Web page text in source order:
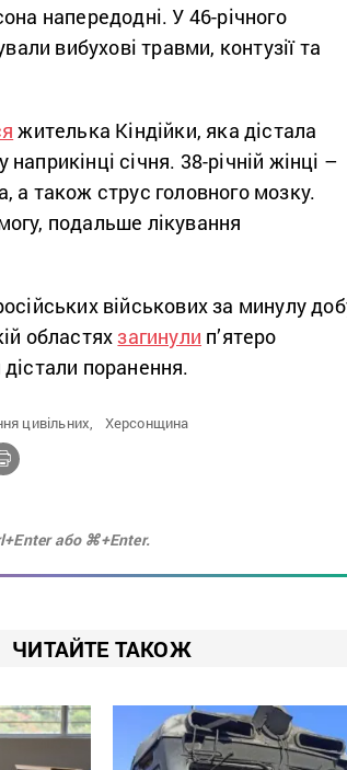
напередодні. У 46-річного
вибухові травми, контузії та
жителька Кіндійки, яка дістала
січня. 38-річній жінці –
а також струс головного мозку.
подальше лікування
військових за минулу
областяхзагинули п’ятеро
поранення.
цивільних,
Херсонщина
або ⌘+Enter.
ЧИТАЙТЕ ТАКОЖ